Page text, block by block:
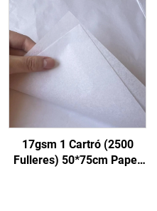
Embolic Regals
Mercaderies Paper de
Seda
17gsm 1 Cartró (2500
Fulleres) 50*75cm Paper